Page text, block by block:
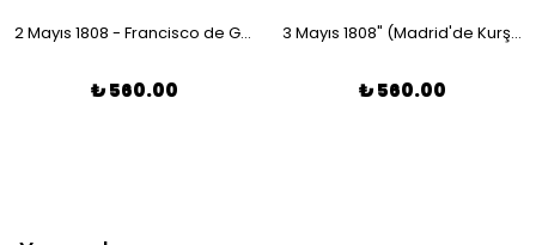
2 Mayıs 1808 - Francisco de Goya Poster
₺ 560.00
3 Mayıs 1808" (Madrid'de Kurşuna Dizilenler) - Francisco de Goya Poster
₺ 560.00